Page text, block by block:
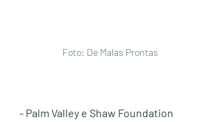
Foto: De Malas Prontas
- Palm Valley e Shaw Foundation